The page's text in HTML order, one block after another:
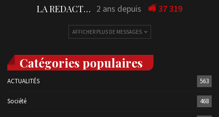
LA REDACTION 2 ans depuis 37 319
AFFICHER PLUS DE MESSAGES
Catégories populaires
ACTUALITÉS 563
Société 468